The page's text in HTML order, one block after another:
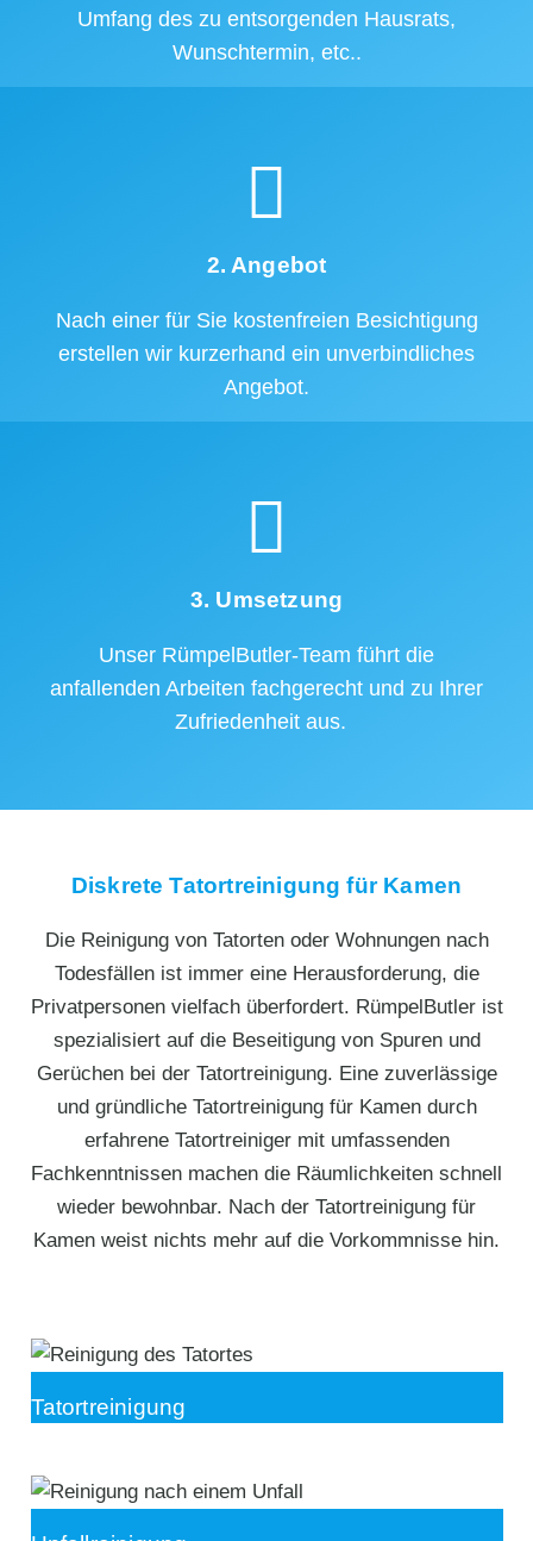
Umfang des zu entsorgenden Hausrats,
Wunschtermin, etc..
2. Angebot
Nach einer für Sie kostenfreien Besichtigung
erstellen wir kurzerhand ein unverbindliches
Angebot.
3. Umsetzung
Unser RümpelButler-Team führt die
anfallenden Arbeiten fachgerecht und zu Ihrer
Zufriedenheit aus.
Diskrete Tatortreinigung für Kamen
Die Reinigung von Tatorten oder Wohnungen nach
Todesfällen ist immer eine Herausforderung, die
Privatpersonen vielfach überfordert. RümpelButler ist
spezialisiert auf die Beseitigung von Spuren und
Gerüchen bei der Tatortreinigung. Eine zuverlässige
und gründliche Tatortreinigung für Kamen durch
erfahrene Tatortreiniger mit umfassenden
Fachkenntnissen machen die Räumlichkeiten schnell
wieder bewohnbar. Nach der Tatortreinigung für
Kamen weist nichts mehr auf die Vorkommnisse hin.
Tatortreinigung